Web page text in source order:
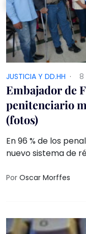
JUSTICIA Y DD.HH · 8
Embajador de
penitenciario
(fotos)
En 96 % de los
nuevo sistema de
dirigido a la
Por Oscar Morffes